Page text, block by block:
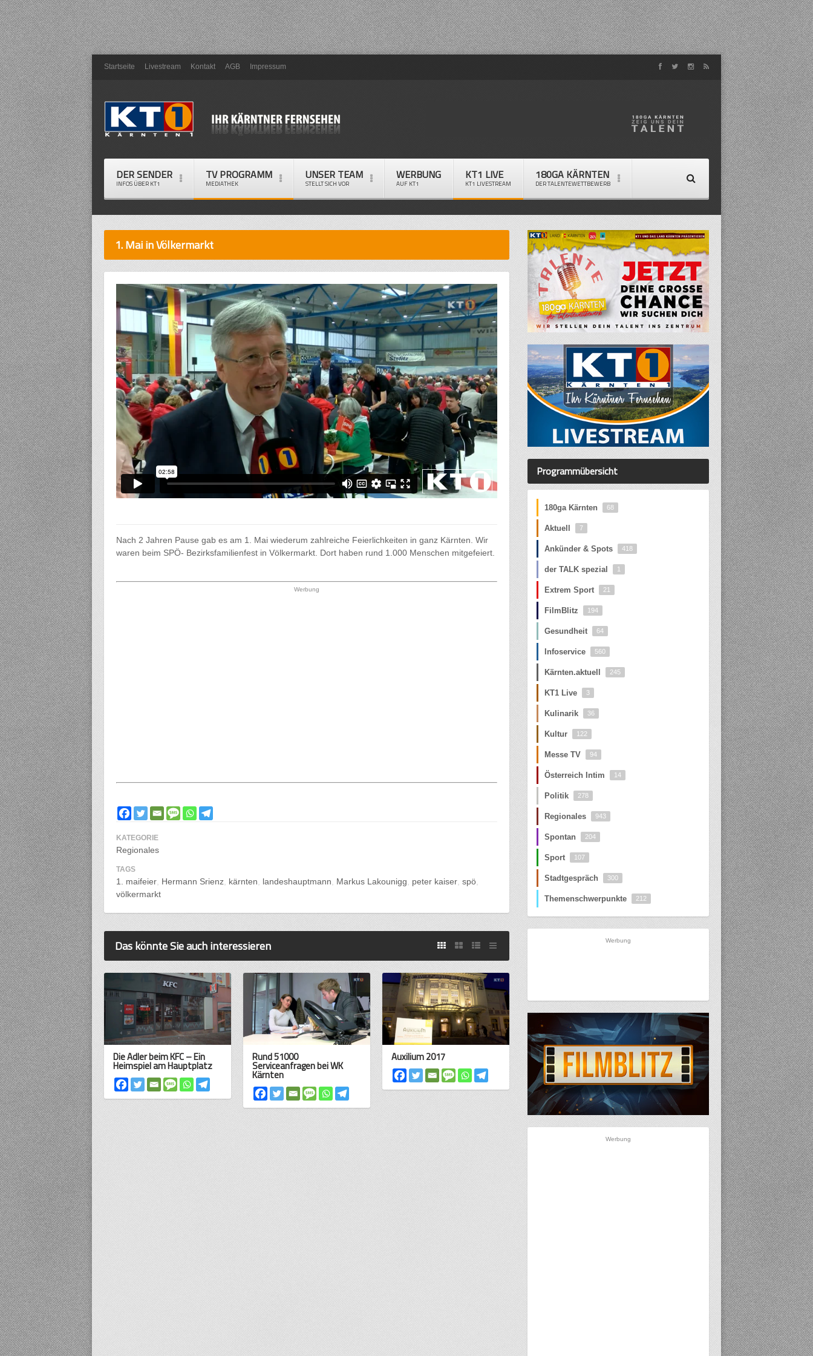
Startseite Livestream Kontakt AGB Impressum
DER SENDER
INFOS ÜBER KT1
TV PROGRAMM
MEDIATHEK
UNSER TEAM
STELLT SICH VOR
WERBUNG
AUF KT1
KT1 LIVE
KT1 LIVESTREAM
180GA KÄRNTEN
DER TALENTEWETTBEWERB
1. Mai in Völkermarkt
Nach 2 Jahren Pause gab es am 1. Mai wiederum zahlreiche Feierlichkeiten in ganz Kärnten. Wir
waren beim SPÖ- Bezirksfamilienfest in Völkermarkt. Dort haben rund 1.000 Menschen mitgefeiert.
Werbung
KATEGORIE
Regionales
TAGS
1. maifeier Hermann Srienz kärnten landeshauptmann Markus Lakounigg peter kaiser spö
völkermarkt
Das könnte Sie auch interessieren
Die Adler beim KFC – Ein
Heimspiel am Hauptplatz
Rund 51000
Serviceanfragen bei WK
Kärnten
Auxilium 2017
Programmübersicht
180ga Kärnten 68
Aktuell 7
Ankünder & Spots 418
der TALK spezial 1
Extrem Sport 21
FilmBlitz 194
Gesundheit 64
Infoservice 560
Kärnten.aktuell 245
KT1 Live 3
Kulinarik 36
Kultur 122
Messe TV 94
Österreich Intim 14
Politik 278
Regionales 943
Spontan 204
Sport 107
Stadtgespräch 300
Themenschwerpunkte 212
Werbung
Werbung